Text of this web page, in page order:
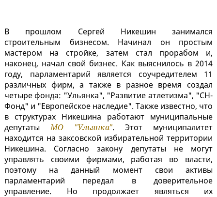
В прошлом Сергей Никешин занимался
строительным бизнесом. Начинал он простым
мастером на стройке, затем стал прорабом и,
наконец, начал свой бизнес. Как выяснилось в 2014
году, парламентарий является соучредителем 11
различных фирм, а также в разное время создал
четыре фонда: "Ульянка", "Развитие атлетизма", "СН-
Фонд" и "Европейское наследие". Также известно, что
в структурах Никешина работают муниципальные
депутатыМО "Ульянка". Этот муниципалитет
находится на заксовской избирательной территории
Никешина. Согласно закону депутаты не могут
управлять своими фирмами, работая во власти,
поэтому на данный момент свои активы
парламентарий передал в доверительное
управление. Но продолжает являться их